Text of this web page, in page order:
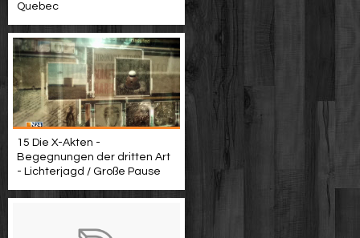
Quebec
15 Die X-Akten -
Begegnungen der dritten Art
- Lichterjagd / Große Pause